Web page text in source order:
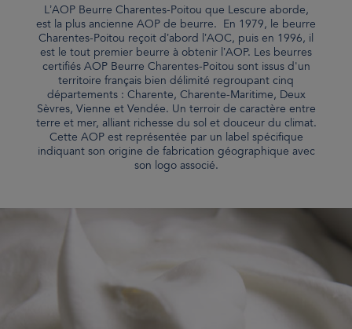
L’AOP Beurre Charentes-Poitou que Lescure aborde,
est la plus ancienne AOP de beurre. En 1979, le beurre
Charentes-Poitou reçoit d’abord l’AOC, puis en 1996, il
est le tout premier beurre à obtenir l’AOP. Les beurres
certifiés AOP Beurre Charentes-Poitou sont issus d'un
territoire français bien délimité regroupant cinq
départements : Charente, Charente-Maritime, Deux
Sèvres, Vienne et Vendée. Un terroir de caractère entre
terre et mer, alliant richesse du sol et douceur du climat.
Cette AOP est représentée par un label spécifique
indiquant son origine de fabrication géographique avec
son logo associé.